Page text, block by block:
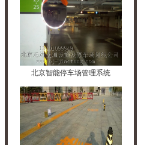
北京智能停车场管理系统